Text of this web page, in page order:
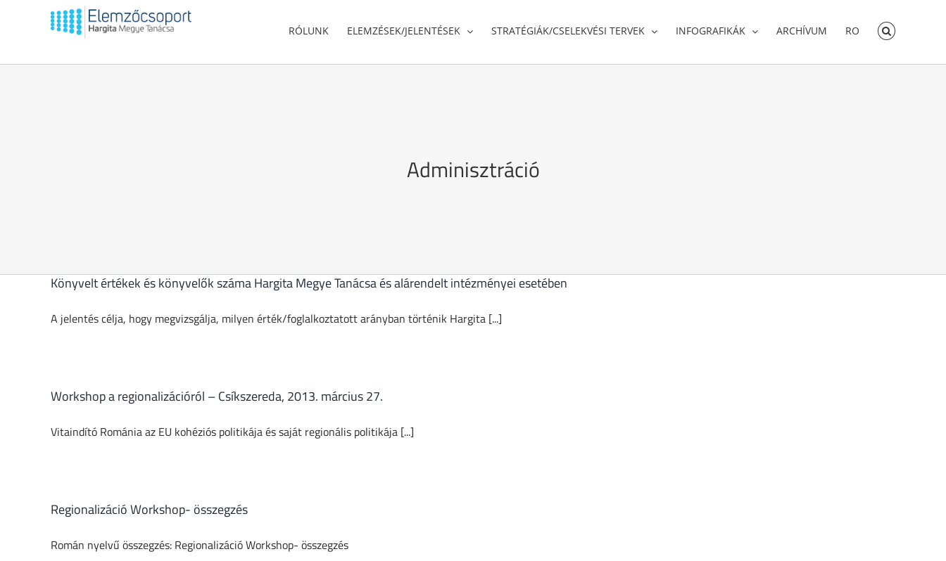
RÓLUNK ELEMZÉSEK/JELENTÉSEK STRATÉGIÁK/CSELEKVÉSI TERVEK INFOGRAFIKÁK ARCHÍVUM RO
Adminisztráció
Könyvelt értékek és könyvelők száma Hargita Megye Tanácsa és alárendelt intézményei esetében
A jelentés célja, hogy megvizsgálja, milyen érték/foglalkoztatott arányban történik Hargita [...]
Workshop a regionalizációról – Csíkszereda, 2013. március 27.
Vitaindító Románia az EU kohéziós politikája és saját regionális politikája [...]
Regionalizáció Workshop- összegzés
Román nyelvű összegzés: Regionalizáció Workshop- összegzés